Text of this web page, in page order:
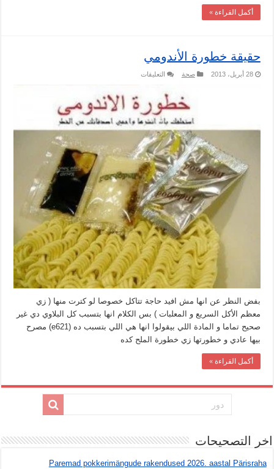
أكمل القراءة »
حقيقة خطورة الأندومي
28 أبريل، 2013 صحة التعليقات
الأندومي
مغلقة
بفض النظر عن انها مش افيد حاجة تتاكل خصوصا لو كترت منها ( زي
معظم الأكل السريع و المعلبات ) بس الكلام انها بتسبب كل البلاوي دي غير
صحيح تماما و المادة اللي بيقولوا انها هي اللي بتسبب ده (e621) مصرح
بيها عادي و خطورتها زي خطورة الملح كده
أكمل القراءة »
اخر التصحيحات
Paremad pokkerimängude rakendused 2026. aastal Pärisraha